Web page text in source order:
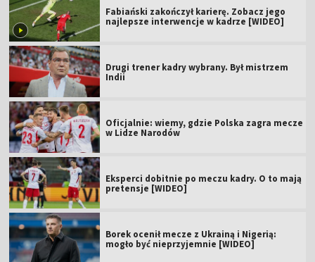
Fabiański zakończył karierę. Zobacz jego
najlepsze interwencje w kadrze [WIDEO]
Drugi trener kadry wybrany. Był mistrzem
Indii
Oficjalnie: wiemy, gdzie Polska zagra mecze
w Lidze Narodów
Eksperci dobitnie po meczu kadry. O to mają
pretensje [WIDEO]
Borek ocenił mecze z Ukrainą i Nigerią:
mogło być nieprzyjemnie [WIDEO]